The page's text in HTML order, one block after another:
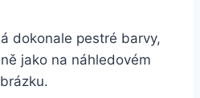
dokonale pestré barvy,
jako na náhledovém